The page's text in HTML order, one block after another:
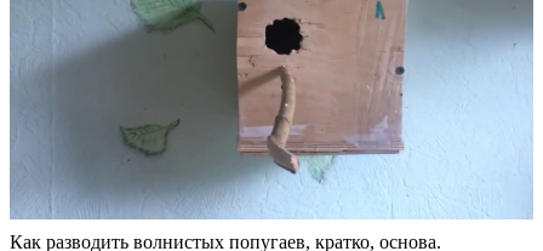
Как разводить волнистых попугаев, кратко, основа.